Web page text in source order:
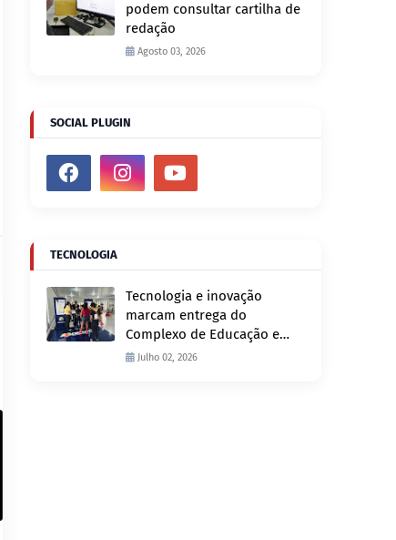
podem consultar cartilha de
redação
Agosto 03, 2026
SOCIAL PLUGIN
TECNOLOGIA
Tecnologia e inovação
marcam entrega do
Complexo de Educação e
Fiscalização de Trânsito
Julho 02, 2026